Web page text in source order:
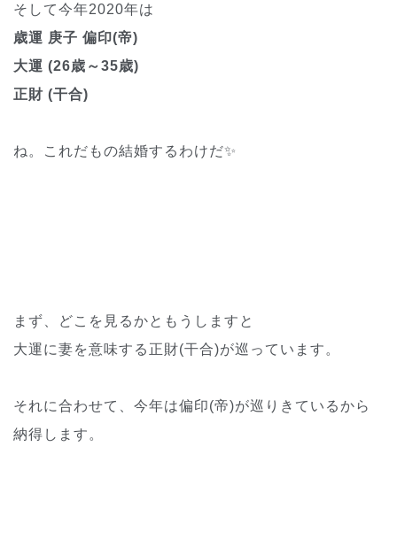
そして今年2020年は
歳運 庚子 偏印(帝)
大運 (26歳～35歳)
正財 (干合)
ね。これだもの結婚するわけだ✨
まず、どこを見るかともうしますと
大運に妻を意味する正財(干合)が巡っています。
それに合わせて、今年は偏印(帝)が巡りきているから
納得します。